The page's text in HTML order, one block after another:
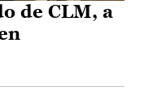
de CLM, a